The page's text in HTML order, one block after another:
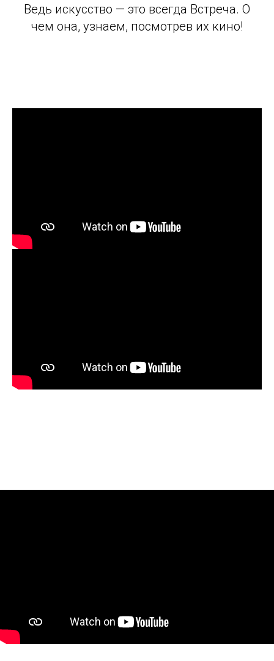
Ведь искусство — это всегда Встреча. О
чем она, узнаем, посмотрев их кино!